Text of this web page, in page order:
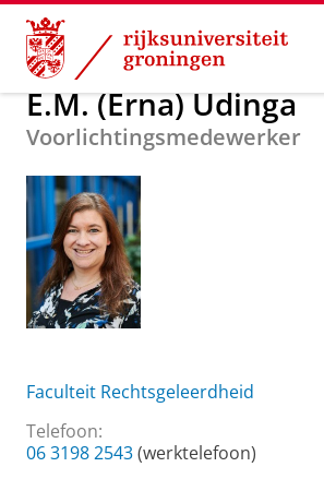
Skip
Content
Skip
Navigation
Over ons E.M. (Erna) Udinga
E.M. (Erna) Udinga
Voorlichtingsmedewerker
Faculteit Rechtsgeleerdheid
Telefoon:
06 3198 2543(werktelefoon)